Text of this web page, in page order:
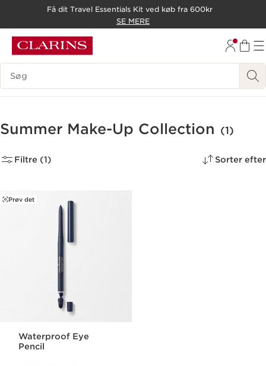
GÅ TIL BUND
Få dit Travel Essentials Kit ved køb fra 600kr
SE MERE
Søgevindue
Summer Make-Up Collection (1)
Filtre (1) Sorter efter
Prøv det
Waterproof Eye
Pencil